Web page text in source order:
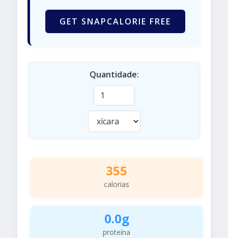
GET SNAPCALORIE FREE
Quantidade:
355
calorias
0.0g
proteína